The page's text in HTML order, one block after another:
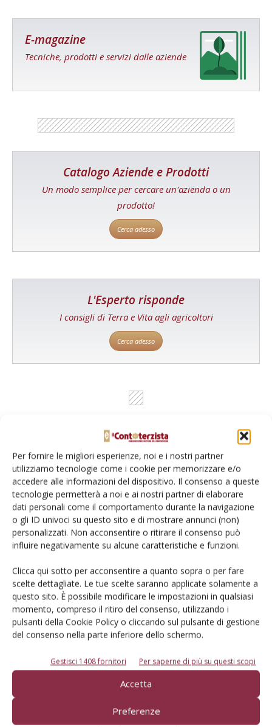
Per fornire le migliori esperienze, noi e i nostri partner
utilizziamo tecnologie come i cookie per memorizzare e/o
accedere alle informazioni del dispositivo. Il consenso a queste
tecnologie permetterà a noi e ai nostri partner di elaborare
dati personali come il comportamento durante la navigazione
o gli ID univoci su questo sito e di mostrare annunci (non)
personalizzati. Non acconsentire o ritirare il consenso può
influire negativamente su alcune caratteristiche e funzioni.
Clicca qui sotto per acconsentire a quanto sopra o per fare
scelte dettagliate. Le tue scelte saranno applicate solamente a
questo sito. È possibile modificare le impostazioni in qualsiasi
momento, compreso il ritiro del consenso, utilizzando i
pulsanti della Cookie Policy o cliccando sul pulsante di gestione
del consenso nella parte inferiore dello schermo.
Gestisci 1408 fornitori Per saperne di più su questi scopi
Accetta
Preferenze
E-magazine
Tecniche, prodotti e servizi dalle aziende
Catalogo Aziende e Prodotti
Un modo semplice per cercare un'azienda o un
prodotto!
Cerca adesso
L'Esperto risponde
I consigli di Terra e Vita agli agricoltori
Cerca adesso
Rimani aggiornato sul mondo
dell’agricoltura
Iscriviti alle nostre newsletter